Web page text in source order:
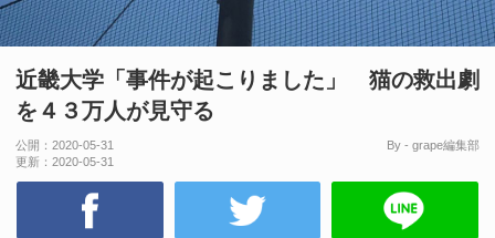
近畿大学「事件が起こりました」 猫の救出劇
を４３万人が見守る
公開： 2020-05-31
更新： 2020-05-31
By - grape編集部